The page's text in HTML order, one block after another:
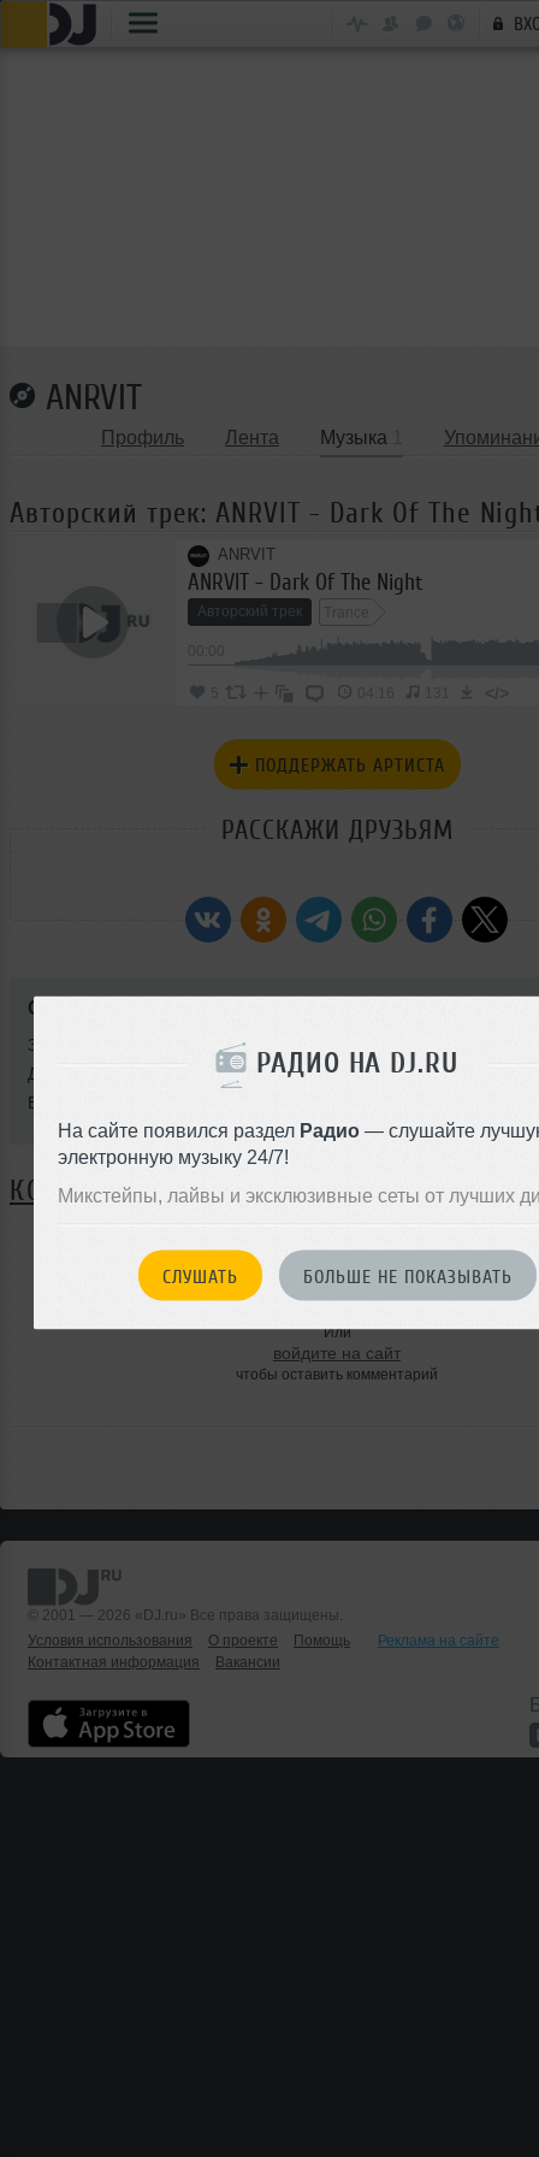
РАДИО НА DJ.RU
На сайте появился раздел Радио — слушайте
электронную музыку 24/7!
Микстейпы, лайвы и эксклюзивные сеты от лучших
СЛУШАТЬ БОЛЬШЕ НЕ ПОКАЗЫВАТЬ
ANRVIT
Профиль Лента Музыка
Авторский трек: ANRVIT - Dark Of The
ANRVIT
ANRVIT - Dark Of The Night
Авторский трек Trance
5 04:16 131 </>
ПОДДЕРЖАТЬ АРТИСТА
РАССКАЖИ ДРУЗЬЯМ
Стиль:
Записан: 12 января 2017
Добавлен: 05 февраля 2017, 13:38
BPM: 130
КОММЕНТАРИИ
ЗАРЕГИСТРИРУЙТЕСЬ
Или
войдите на сайт
чтобы оставить комментарий
© 2001 — 2026 «DJ.ru» Все права защищены.
Условия использования
О проекте Помощь
Реклама на сайте
Контактная информация
Вакансии